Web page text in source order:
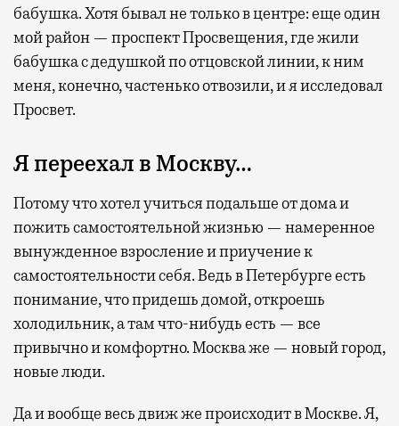
бабушка. Хотя бывал не только в центре: еще один
мой район — проспект Просвещения, где жили
бабушка с дедушкой по отцовской линии, к ним
меня, конечно, частенько отвозили, и я исследовал
Просвет.
Я переехал в Москву…
Потому что хотел учиться подальше от дома и
пожить самостоятельной жизнью — намеренное
вынужденное взросление и приучение к
самостоятельности себя. Ведь в Петербурге есть
понимание, что придешь домой, откроешь
холодильник, а там что-нибудь есть — все
привычно и комфортно. Москва же — новый город,
новые люди.
Да и вообще весь движ же происходит в Москве. Я,